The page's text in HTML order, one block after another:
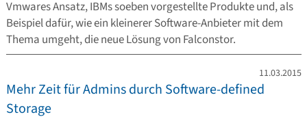
Vmwares Ansatz, IBMs soeben vorgestellte Produkte und, als
Beispiel dafür, wie ein kleinerer Software-Anbieter mit dem
Thema umgeht, die neue Lösung von Falconstor.
11.03.2015
Mehr Zeit für Admins durch Software-defined
Storage